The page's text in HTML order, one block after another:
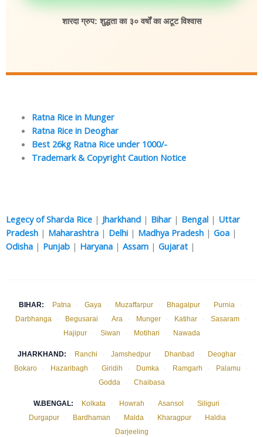
शारदा ग्रुप: शुद्धता का ३० वर्षों का अटूट विश्वास
Ratna Rice in Munger
Ratna Rice in Deoghar
Best 26kg Ratna Rice under 1000/-
Trademark & Copyright Caution Notice
Legecy of Sharda Rice | Jharkhand | Bihar | Bengal | Uttar
Pradesh | Maharashtra | Delhi | Madhya Pradesh | Goa |
Odisha | Punjab | Haryana | Assam | Gujarat |
BIHAR: Patna · Gaya · Muzaffarpur · Bhagalpur · Purnia
·
Darbhanga
· Begusarai · Ara · Munger · Katihar · Sasaram
·
Hajipur
· Siwan · Motihari · Nawada
JHARKHAND: Ranchi · Jamshedpur · Dhanbad · Deoghar
·
Bokaro
· Hazaribagh · Giridih · Dumka · Ramgarh · Palamu
·
Godda
· Chaibasa
W.BENGAL: Kolkata · Howrah · Asansol · Siliguri
·
Durgapur
· Bardhaman · Malda · Kharagpur · Haldia
·
Darjeeling